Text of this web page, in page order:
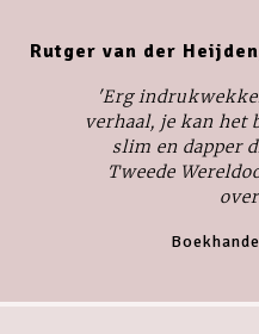
Rutger van der
'Erg
verhaal, je kan het
slim en dapper
Tweede